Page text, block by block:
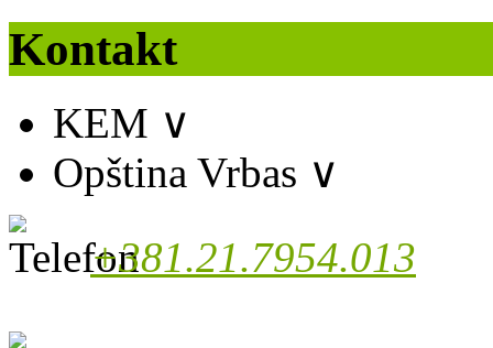
Kontakt
KEM ∨
Opština Vrbas ∨
+381.21.7954.013